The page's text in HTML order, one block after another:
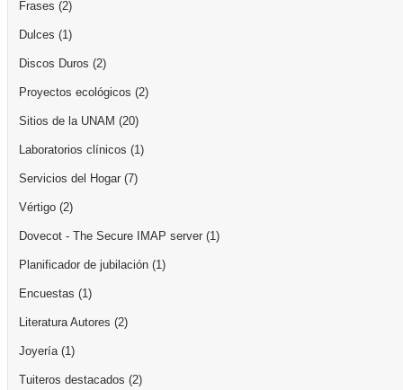
Frases (2)
Dulces (1)
Discos Duros (2)
Proyectos ecológicos (2)
Sitios de la UNAM (20)
Laboratorios clínicos (1)
Servicios del Hogar (7)
Vértigo (2)
Dovecot - The Secure IMAP server (1)
Planificador de jubilación (1)
Encuestas (1)
Literatura Autores (2)
Joyería(1)
Tuiteros destacados (2)